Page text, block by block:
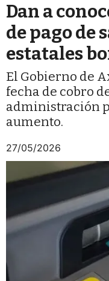
Dan a
de pago de
estatales
El Gobierno de
fecha de cobro
administración
aumento.
27/05/2026